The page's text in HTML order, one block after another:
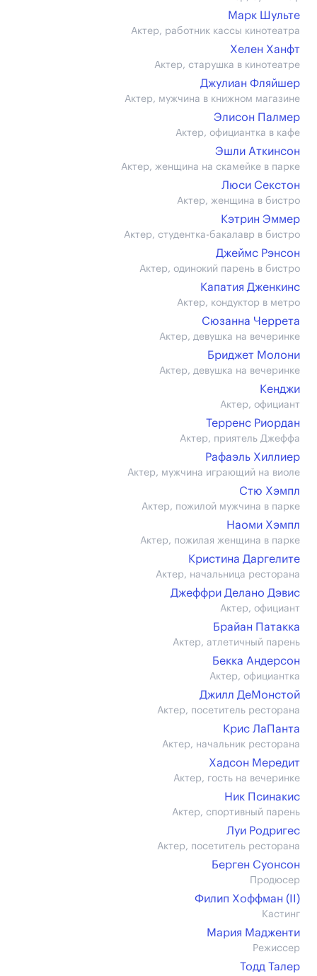
Марк Шульте
Актер, работник кассы кинотеатра
Хелен Ханфт
Актер, старушка в кинотеатре
Джулиан Фляйшер
Актер, мужчина в книжном магазине
Элисон Палмер
Актер, официантка в кафе
Эшли Аткинсон
Актер, женщина на скамейке в парке
Люси Секстон
Актер, женщина в бистро
Кэтрин Эммер
Актер, студентка-бакалавр в бистро
Джеймс Рэнсон
Актер, одинокий парень в бистро
Капатия Дженкинс
Актер, кондуктор в метро
Сюзанна Черрета
Актер, девушка на вечеринке
Бриджет Молони
Актер, девушка на вечеринке
Кенджи
Актер, официант
Терренс Риордан
Актер, приятель Джеффа
Рафаэль Хиллиер
Актер, мужчина играющий на виоле
Стю Хэмпл
Актер, пожилой мужчина в парке
Наоми Хэмпл
Актер, пожилая женщина в парке
Кристина Даргелите
Актер, начальница ресторана
Джеффри Делано Дэвис
Актер, официант
Брайан Патакка
Актер, атлетичный парень
Бекка Андерсон
Актер, официантка
Джилл ДеМонстой
Актер, посетитель ресторана
Крис ЛаПанта
Актер, начальник ресторана
Хадсон Мередит
Актер, гость на вечеринке
Ник Псинакис
Актер, спортивный парень
Луи Родригес
Актер, посетитель ресторана
Берген Суонсон
Продюсер
Филип Хоффман (II)
Кастинг
Мария Мадженти
Режиссер
Тодд Талер